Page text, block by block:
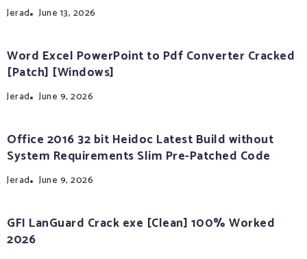
Jerad June 13, 2026
Word Excel PowerPoint to Pdf Converter Cracked
[Patch] [Windows]
Jerad June 9, 2026
Office 2016 32 bit Heidoc Latest Build without
System Requirements Slim Pre-Patched Code
Jerad June 9, 2026
GFI LanGuard Crack exe [Clean] 100% Worked
2026